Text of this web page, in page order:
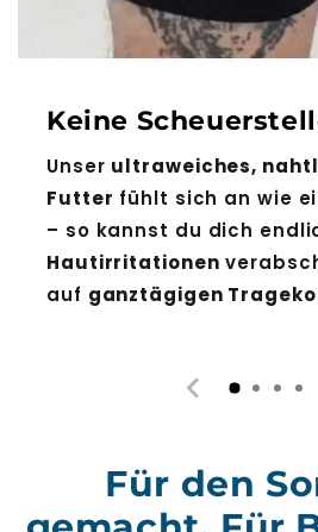
Keine
Unser ultraweiches,
Futter fühlt sich an wie
– so kannst du dich
Hautirritationen
auf ganztägigen
Für den